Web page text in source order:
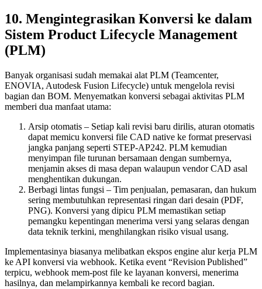
10. Mengintegrasikan Konversi ke dalam
Sistem Product Lifecycle Management
(PLM)
Banyak organisasi sudah memakai alat PLM (Teamcenter,
ENOVIA, Autodesk Fusion Lifecycle) untuk mengelola revisi
bagian dan BOM. Menyematkan konversi sebagai aktivitas PLM
memberi dua manfaat utama:
Arsip otomatis – Setiap kali revisi baru dirilis, aturan otomatis
dapat memicu konversi file CAD native ke format preservasi
jangka panjang seperti STEP‑AP242. PLM kemudian
menyimpan file turunan bersamaan dengan sumbernya,
menjamin akses di masa depan walaupun vendor CAD asal
menghentikan dukungan.
Berbagi lintas fungsi – Tim penjualan, pemasaran, dan hukum
sering membutuhkan representasi ringan dari desain (PDF,
PNG). Konversi yang dipicu PLM memastikan setiap
pemangku kepentingan menerima versi yang selaras dengan
data teknik terkini, menghilangkan risiko visual usang.
Implementasinya biasanya melibatkan ekspos engine alur kerja PLM
ke API konversi via webhook. Ketika event “Revision Published”
terpicu, webhook mem-post file ke layanan konversi, menerima
hasilnya, dan melampirkannya kembali ke record bagian.